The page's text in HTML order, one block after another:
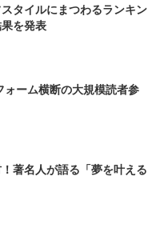
タイルにまつわるランキン
を発表
ーム横断の大規模読者参
著名人が語る「夢を叶える